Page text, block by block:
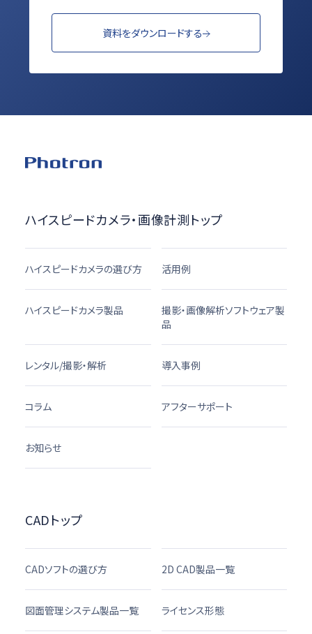
資料をダウンロードする
ハイスピードカメラ・画像計測トップ
ハイスピードカメラの選び方 活用例
ハイスピードカメラ製品
撮影・画像解析ソフトウェア製
品
レンタル/撮影・解析 導入事例
コラム アフターサポート
お知らせ
CADトップ
CADソフトの選び方 2D CAD製品一覧
図面管理システム製品一覧 ライセンス形態